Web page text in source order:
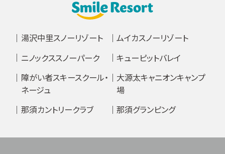
湯沢中里スノーリゾート
ムイカスノーリゾート
ニノックススノーパーク
キューピットバレイ
障がい者スキースクール・
ネージュ
大源太キャニオンキャンプ
場
那須カントリークラブ
那須グランピング